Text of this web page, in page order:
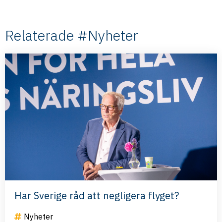
Relaterade #Nyheter
Har Sverige råd att negligera flyget?
Nyheter